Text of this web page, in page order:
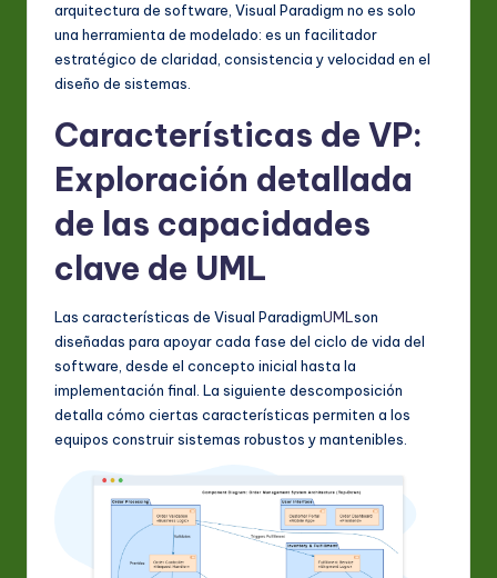
arquitectura de software, Visual Paradigm no es solo
una herramienta de modelado: es un facilitador
estratégico de claridad, consistencia y velocidad en el
diseño de sistemas.
Características de VP:
Exploración detallada
de las capacidades
clave de UML
Las características de Visual ParadigmUML son
diseñadas para apoyar cada fase del ciclo de vida del
software, desde el concepto inicial hasta la
implementación final. La siguiente descomposición
detalla cómo ciertas características permiten a los
equipos construir sistemas robustos y mantenibles.